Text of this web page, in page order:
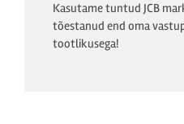
Kasutame tuntud JCB
tõestanud end oma
tootlikusega!